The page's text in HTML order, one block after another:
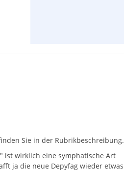
Sie in der Rubrikbeschreibung.
ist wirklich eine symphatische Art
ja die neue Depyfag wieder etwas